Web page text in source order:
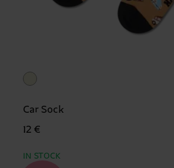
Car Sock
12 €
IN STOCK